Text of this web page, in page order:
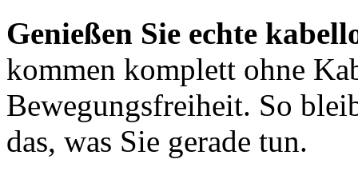
Genießen Sie echte
kommen komplett ohne
Bewegungsfreiheit. So
das, was Sie gerade tun.